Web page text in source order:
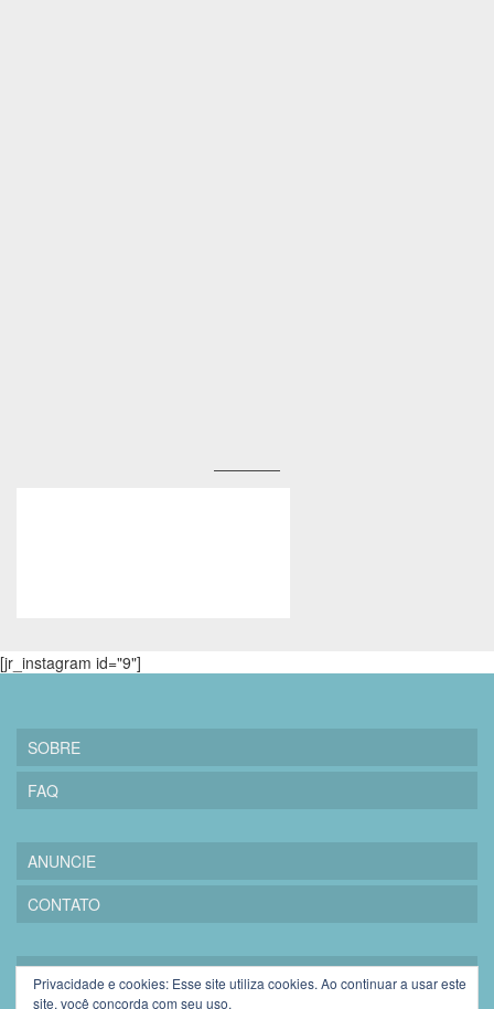
[jr_instagram id="9"]
SOBRE
FAQ
ANUNCIE
CONTATO
PRIVACIDADE
Privacidade e cookies: Esse site utiliza cookies. Ao continuar a usar este
site, você concorda com seu uso.